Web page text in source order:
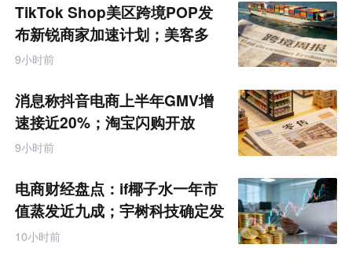
产
业
互
联
网
题
TikTok Shop美区跨境POP发
布新锐商家加速计划；美客多
Q2营收同增50%丨跨境电商周
9小时前
消息称抖音电商上半年GMV增
速接近20%；淘宝闪购开放
MCP能力丨零售电商周报
9小时前
电商财经盘点：if椰子水一年市
值蒸发近九成；宇树科技确定发
行价格为150.80元/股
10小时前